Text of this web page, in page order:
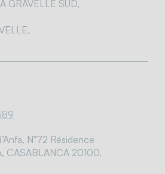
GRAVELLE SUD,
N°72 Résidence
CASABLANCA 20100,